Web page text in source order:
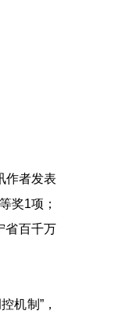
作者发表
奖1项；
省百千万
机制”，